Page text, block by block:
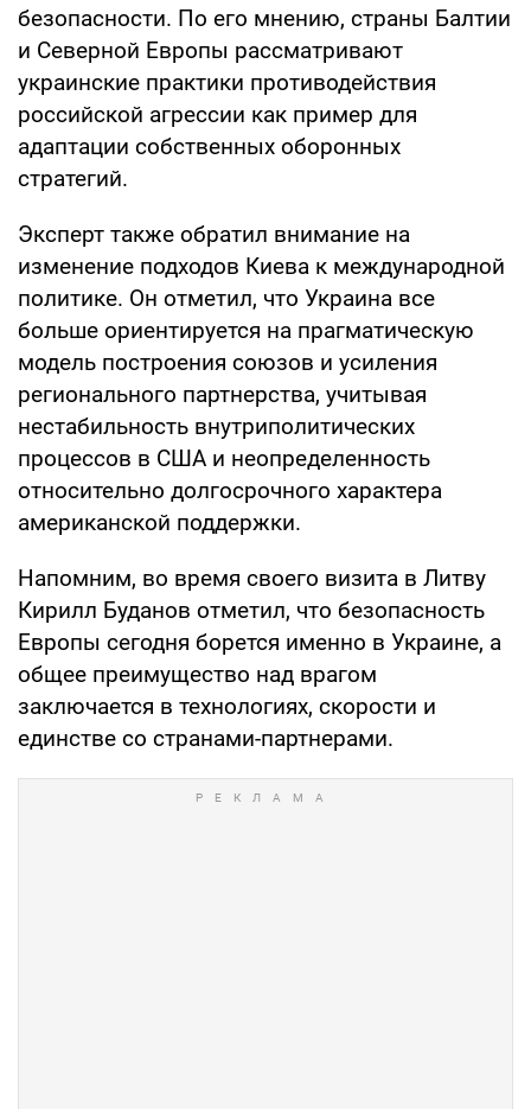
безопасности. По его мнению, страны Балтии
и Северной Европы рассматривают
украинские практики противодействия
российской агрессии как пример для
адаптации собственных оборонных
стратегий.
Эксперт также обратил внимание на
изменение подходов Киева к международной
политике. Он отметил, что Украина все
больше ориентируется на прагматическую
модель построения союзов и усиления
регионального партнерства, учитывая
нестабильность внутриполитических
процессов в США и неопределенность
относительно долгосрочного характера
американской поддержки.
Напомним, во время своего визита в Литву
Кирилл Буданов отметил, что безопасность
Европы сегодня борется именно в Украине, а
общее преимущество над врагом
заключается в технологиях, скорости и
единстве со странами-партнерами.